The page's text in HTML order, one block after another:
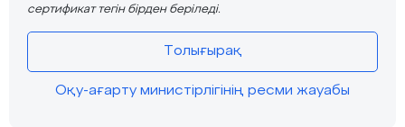
сертификат тегін бірден беріледі.
Толығырақ
Оқу-ағарту министірлігінің ресми жауабы